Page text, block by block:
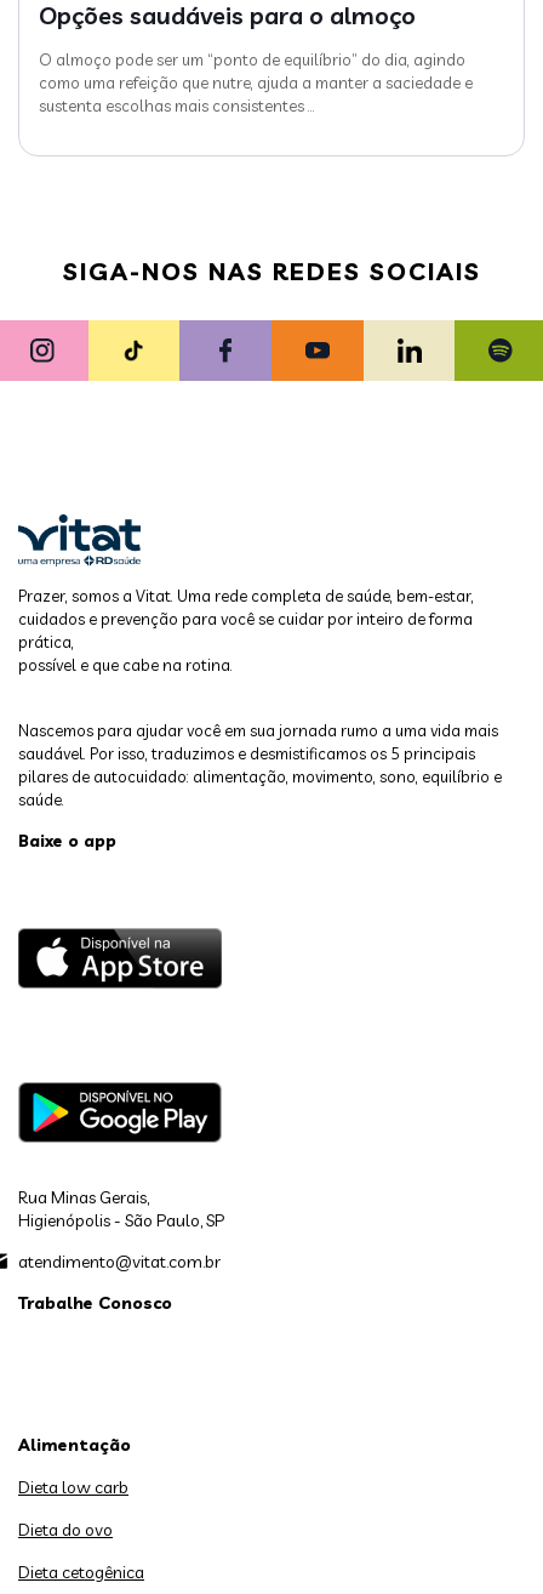
Opções saudáveis para o almoço
O almoço pode ser um “ponto de equilíbrio” do dia, agindo
como uma refeição que nutre, ajuda a manter a saciedade e
sustenta escolhas mais consistentes
SIGA-NOS NAS REDES SOCIAIS
Prazer, somos a Vitat. Uma rede completa de saúde, bem-estar,
cuidados e prevenção para você se cuidar por inteiro de forma
prática,
possível e que cabe na rotina.
Nascemos para ajudar você em sua jornada rumo a uma vida mais
saudável. Por isso, traduzimos e desmistificamos os 5 principais
pilares de autocuidado: alimentação, movimento, sono, equilíbrio e
saúde.
Baixe o app
Rua Minas Gerais,
Higienópolis - São Paulo, SP
atendimento@vitat.com.br
Trabalhe Conosco
Alimentação
Dieta low carb
Dieta do ovo
Dieta cetogênica